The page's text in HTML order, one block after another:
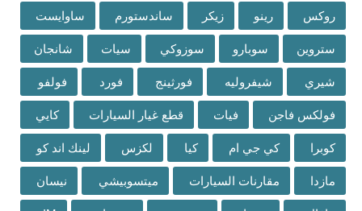
روكس رينو زيكر ساندستورم ساوايست
ستروين سوبارو سوزوكي سيات شانجان
شيري شيفروليه فورثينج فورد فولفو
فولكس فاجن فيات قطع غيار السيارات كايي
كوبرا كي جي ام كيا لكزس لينك اند كو
مازدا مقارنات السيارات ميتسوبيشي نيسان